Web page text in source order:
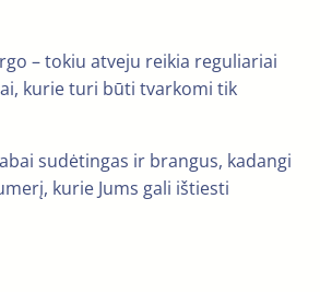
– tokiu atveju reikia reguliariai
kurie turi būti tvarkomi tik
sudėtingas ir brangus, kadangi
kurie Jums gali ištiesti